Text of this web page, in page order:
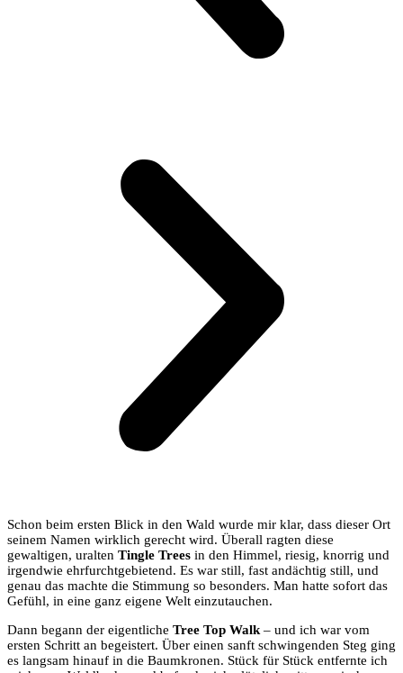
Schon beim ersten Blick in den Wald wurde mir klar, dass dieser Ort
seinem Namen wirklich gerecht wird. Überall ragten diese
gewaltigen, uralten Tingle Trees in den Himmel, riesig, knorrig und
irgendwie ehrfurchtgebietend. Es war still, fast andächtig still, und
genau das machte die Stimmung so besonders. Man hatte sofort das
Gefühl, in eine ganz eigene Welt einzutauchen.
Dann begann der eigentliche Tree Top Walk– und ich war vom
ersten Schritt an begeistert. Über einen sanft schwingenden Steg ging
es langsam hinauf in die Baumkronen. Stück für Stück entfernte ich